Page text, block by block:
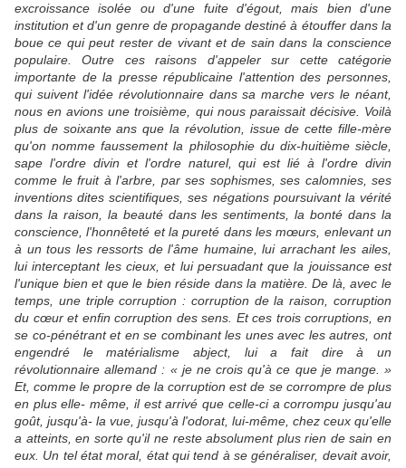
excroissance isolée ou d'une fuite d'égout, mais bien d'une
institution et d'un genre de propagande destiné à étouffer dans la
boue ce qui peut rester de vivant et de sain dans la conscience
populaire. Outre ces raisons d'appeler sur cette catégorie
importante de la presse républicaine l'attention des personnes,
qui suivent l'idée révolutionnaire dans sa marche vers le néant,
nous en avions une troisième, qui nous paraissait décisive. Voilà
plus de soixante ans que la révolution, issue de cette fille-mère
qu'on nomme faussement la philosophie du dix-huitième siècle,
sape l'ordre divin et l'ordre naturel, qui est lié à l'ordre divin
comme le fruit à l'arbre, par ses sophismes, ses calomnies, ses
inventions dites scientifiques, ses négations poursuivant la vérité
dans la raison, la beauté dans les sentiments, la bonté dans la
conscience, l'honnêteté et la pureté dans les mœurs, enlevant un
à un tous les ressorts de l'âme humaine, lui arrachant les ailes,
lui interceptant les cieux, et lui persuadant que la jouissance est
l'unique bien et que le bien réside dans la matière. De là, avec le
temps, une triple corruption : corruption de la raison, corruption
du cœur et enfin corruption des sens. Et ces trois corruptions, en
se co-pénétrant et en se combinant les unes avec les autres, ont
engendré le matérialisme abject, lui a fait dire à un
révolutionnaire allemand : « je ne crois qu'à ce que je mange. »
Et, comme le propre de la corruption est de se corrompre de plus
en plus elle- même, il est arrivé que celle-ci a corrompu jusqu'au
goût, jusqu'à- la vue, jusqu'à l'odorat, lui-même, chez ceux qu'elle
a atteints, en sorte qu'il ne reste absolument plus rien de sain en
eux. Un tel état moral, état qui tend à se généraliser, devait avoir,